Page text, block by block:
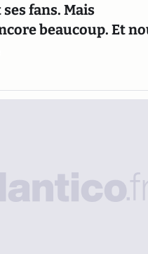
fans. Mais
beaucoup. Et